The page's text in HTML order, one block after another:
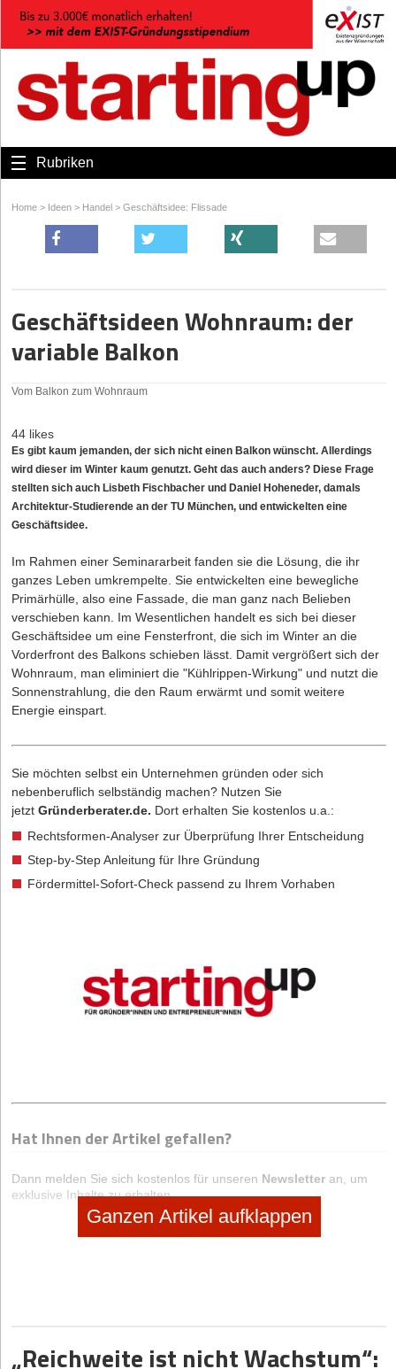
Rubriken
Home > Ideen > Handel > Geschäftsidee: Flissade
Geschäftsideen Wohnraum: der
variable Balkon
Vom Balkon zum Wohnraum
44 likes
Es gibt kaum jemanden, der sich nicht einen Balkon wünscht. Allerdings
wird dieser im Winter kaum genutzt. Geht das auch anders? Diese Frage
stellten sich auch Lisbeth Fischbacher und Daniel Hoheneder, damals
Architektur-Studierende an der TU München, und entwickelten eine
Geschäftsidee.
Im Rahmen einer Seminararbeit fanden sie die Lösung, die ihr
ganzes Leben umkrempelte. Sie entwickelten eine bewegliche
Primärhülle, also eine Fassade, die man ganz nach Belieben
verschieben kann. Im Wesentlichen handelt es sich bei dieser
Geschäftsidee um eine Fensterfront, die sich im Winter an die
Vorderfront des Balkons schieben lässt. Damit vergrößert sich der
Wohnraum, man eliminiert die "Kühlrippen-Wirkung" und nutzt die
Sonnenstrahlung, die den Raum erwärmt und somit weitere
Energie einspart.
Sie möchten selbst ein Unternehmen gründen oder sich
nebenberuflich selbständig machen? Nutzen Sie
jetzt Gründerberater.de. Dort erhalten Sie kostenlos u.a.:
Rechtsformen-Analyser zur Überprüfung Ihrer Entscheidung
Step-by-Step Anleitung für Ihre Gründung
Fördermittel-Sofort-Check passend zu Ihrem Vorhaben
Hat Ihnen der Artikel gefallen?
Dann melden Sie sich kostenlos für unseren Newsletter an, um
exklusive Inhalte zu erhalten.
Ganzen Artikel aufklappen
„Reichweite ist nicht Wachstum“: